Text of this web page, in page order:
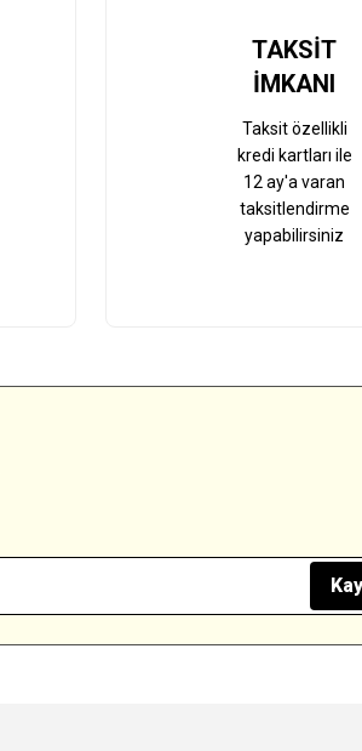
TAKSİT
İMKANI
Taksit özellikli
kredi kartları ile
12 ay'a varan
taksitlendirme
yapabilirsiniz